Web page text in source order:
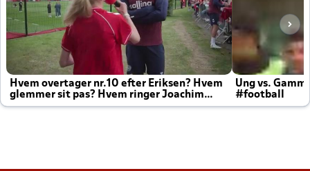
Hvem overtager nr.10 efter Eriksen? Hvem
glemmer sit pas? Hvem ringer Joachim
altid til efter kampe?
Ung vs.
#football